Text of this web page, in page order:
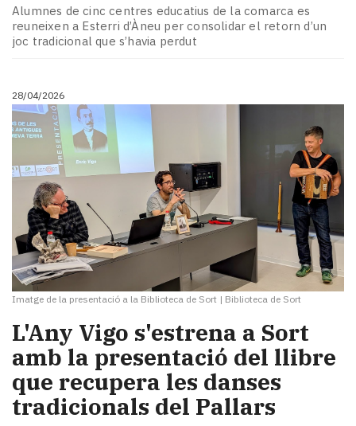
Alumnes de cinc centres educatius de la comarca es
reuneixen a Esterri d’Àneu per consolidar el retorn d’un
joc tradicional que s’havia perdut
28/04/2026
Imatge de la presentació a la Biblioteca de Sort | Biblioteca de Sort
L'Any Vigo s'estrena a Sort
amb la presentació del llibre
que recupera les danses
tradicionals del Pallars